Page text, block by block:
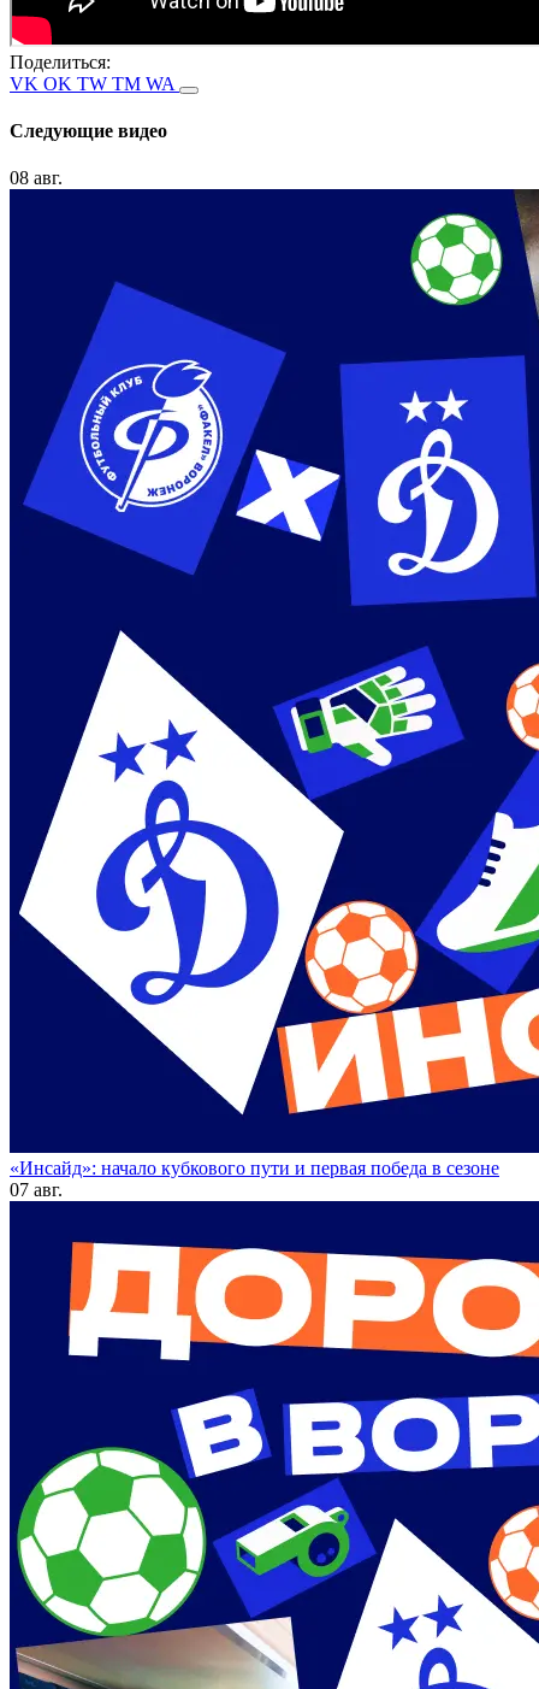
Поделиться:
VK OK TW TM WA
Следующие видео
08 авг.
«Инсайд»: начало кубкового пути и первая победа в сезоне
07 авг.